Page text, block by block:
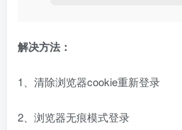
解决方法：
1、清除浏览器cookie重新登录
2、浏览器无痕模式登录